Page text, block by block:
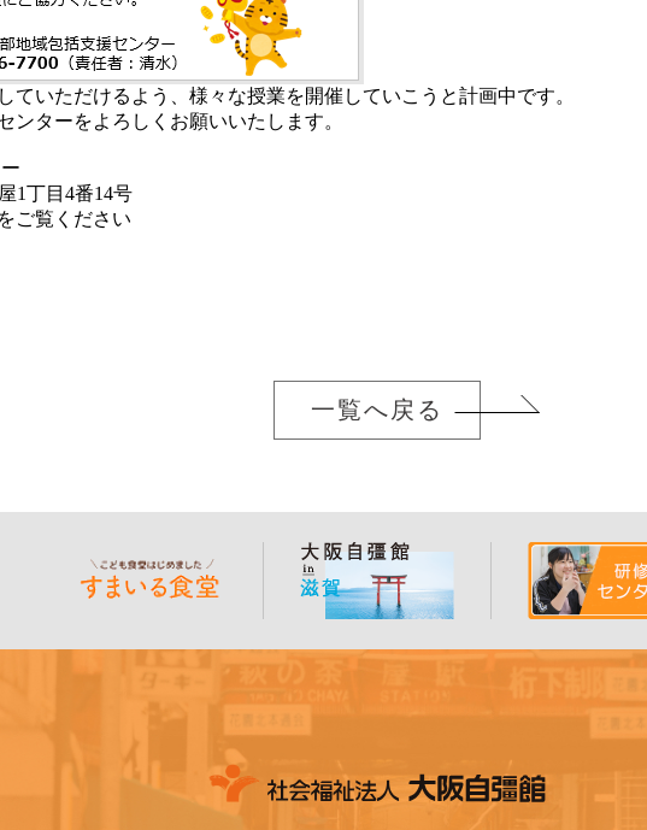
ていただけるよう、様々な授業を開催していこうと計画中です。
ンターをよろしくお願いいたします。
1丁目4番14号
ご覧ください
一覧へ戻る